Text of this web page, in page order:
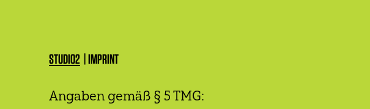
STUDIO2 IMPRINT
Angaben gemäß § 5 TMG: